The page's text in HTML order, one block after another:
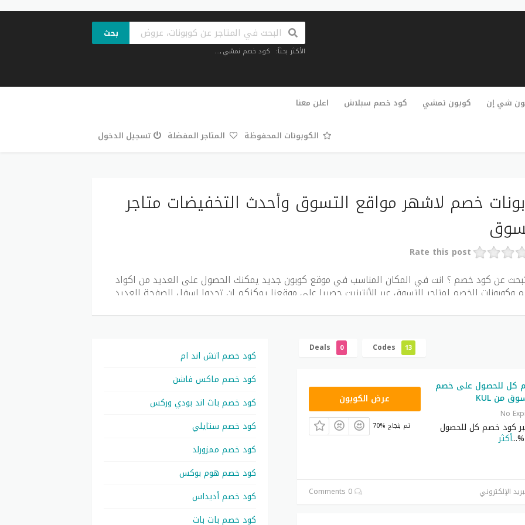
بحث
الأكثر بحثاً: كود خصم نمشي,...
تخطي
شي إن كوبون نمشي كود خصم سبلاش اعلن معنا
الكوبونات المحفوظة المتاجر المفضلة تسجيل الدخول
خصم لاشهر مواقع التسوق وأحدث التخفيضات متاجر
Rate this post
عن كود خصم ؟ انت في المكان المناسب في موقع كوبون جديد يمكنك الحصول على العديد من اكواد
وكوبونات الخصم لمتاجر التسوق عبر الأنترنيت حصريا على موقعنا يمكنكم ان تجدوا اسفل الصفحة العديد
التواصل معنا عبر الواتساب في حالة عدم العثور على الكود الخصم الذي تحتاجه او عدم اشتغال كود
[su_button url=”https://bit.ly/2mCl591″ target=”blank” style=”3d”
color=”#000000″ size=”8″ icon=”icon: mail-forward” icon_color=”#fffff” text_shadow=”0px 0px
Deals 0 Codes 13
كل للحصول على خصم
No
كود خصم كل للحصول
...أكثر
عرض الكوبون
70% تم بنجاح
الإلكتروني
كود خصم اتش اند ام
كود خصم ماكس فاشن
كود خصم باث اند بودي وركس
كود خصم ستايلي
كود خصم ممزورلد
كود خصم هوم بوكس
كود خصم أديداس
كود خصم بات بات